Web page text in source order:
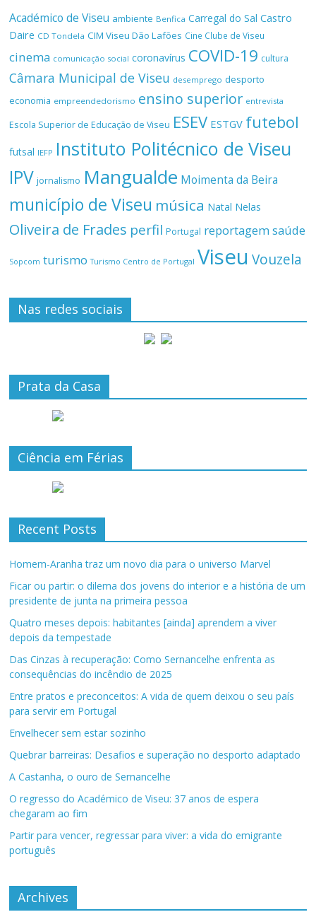
Académico de Viseu ambiente Benfica Carregal do Sal Castro
Daire CD Tondela CIM Viseu Dão Lafões Cine Clube de Viseu
cinema comunicação social coronavírus COVID-19 cultura
Câmara Municipal de Viseu desemprego desporto
economia empreendedorismo ensino superior entrevista
Escola Superior de Educação de Viseu ESEV ESTGV futebol
futsal IEFP Instituto Politécnico de Viseu
IPV jornalismo Mangualde Moimenta da Beira
município de Viseu música Natal Nelas
Oliveira de Frades perfil Portugal reportagemsaúde
Sopcom turismo Turismo Centro de Portugal Viseu Vouzela
Nas redes sociais
Prata da Casa
Ciência em Férias
Recent Posts
Homem-Aranha traz um novo dia para o universo Marvel
Ficar ou partir: o dilema dos jovens do interior e a história de um
presidente de junta na primeira pessoa
Quatro meses depois: habitantes [ainda] aprendem a viver
depois da tempestade
Das Cinzas à recuperação: Como Sernancelhe enfrenta as
consequências do incêndio de 2025
Entre pratos e preconceitos: A vida de quem deixou o seu país
para servir em Portugal
Envelhecer sem estar sozinho
Quebrar barreiras: Desafios e superação no desporto adaptado
A Castanha, o ouro de Sernancelhe
O regresso do Académico de Viseu: 37 anos de espera
chegaram ao fim
Partir para vencer, regressar para viver: a vida do emigrante
português
Archives